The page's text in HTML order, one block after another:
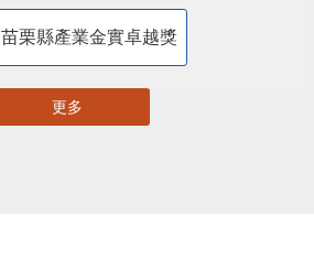
苗栗縣產業金實卓越獎
更多